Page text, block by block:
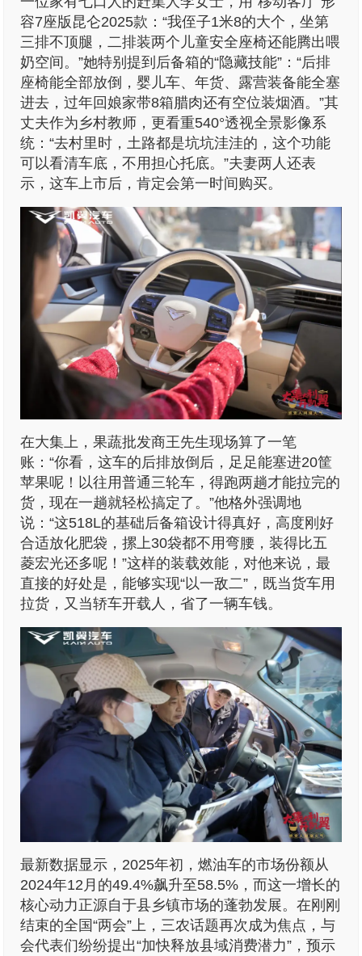
容7座版昆仑2025款：“我侄子1米8的大个，坐第
三排不顶腿，二排装两个儿童安全座椅还能腾出喂
奶空间。”她特别提到后备箱的“隐藏技能”：“后排
座椅能全部放倒，婴儿车、年货、露营装备能全塞
进去，过年回娘家带8箱腊肉还有空位装烟酒。”其
丈夫作为乡村教师，更看重540°透视全景影像系
统：“去村里时，土路都是坑坑洼洼的，这个功能
可以看清车底，不用担心托底。”夫妻两人还表
示，这车上市后，肯定会第一时间购买。
在大集上，果蔬批发商王先生现场算了一笔
账：“你看，这车的后排放倒后，足足能塞进20筐
苹果呢！以往用普通三轮车，得跑两趟才能拉完的
货，现在一趟就轻松搞定了。”他格外强调地
说：“这518L的基础后备箱设计得真好，高度刚好
合适放化肥袋，摞上30袋都不用弯腰，装得比五
菱宏光还多呢！”这样的装载效能，对他来说，最
直接的好处是，能够实现“以一敌二”，既当货车用
拉货，又当轿车开载人，省了一辆车钱。
最新数据显示，2025年初，燃油车的市场份额从
2024年12月的49.4%飙升至58.5%，而这一增长的
核心动力正源自于县乡镇市场的蓬勃发展。在刚刚
结束的全国“两会”上，三农话题再次成为焦点，与
会代表们纷纷提出“加快释放县域消费潜力”，预示